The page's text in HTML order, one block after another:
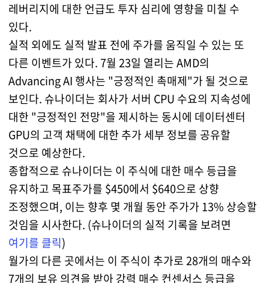
레버리지에 대한 언급도 투자 심리에 영향을 미칠 수
있다.
실적 외에도 실적 발표 전에 주가를 움직일 수 있는 또
다른 이벤트가 있다. 7월 23일 열리는 AMD의
Advancing AI 행사는 "긍정적인 촉매제"가 될 것으로
보인다. 슈나이더는 회사가 서버 CPU 수요의 지속성에
대한 "긍정적인 전망"을 제시하는 동시에 데이터센터
GPU의 고객 채택에 대한 추가 세부 정보를 공유할
것으로 예상한다.
종합적으로 슈나이더는 이 주식에 대한 매수 등급을
유지하고 목표주가를 $450에서 $640으로 상향
조정했으며, 이는 향후 몇 개월 동안 주가가 13% 상승할
것임을 시사한다. (슈나이더의 실적 기록을 보려면
여기를 클릭)
월가의 다른 곳에서는 이 주식이 추가로 28개의 매수와
7개의 보유 의견을 받아 강력 매수 컨센서스 등급을